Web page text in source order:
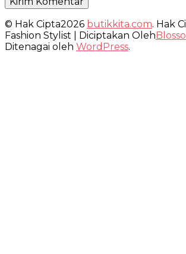
© Hak Cipta2026 butikkita.com. Hak
Fashion Stylist | Diciptakan Oleh
Ditenagai oleh WordPress.